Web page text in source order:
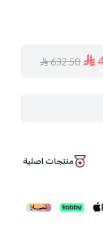
632.50
منتجات اصلية